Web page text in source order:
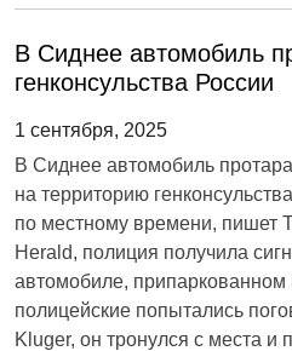
В Сиднее автомобиль
генконсульства России
1 сентября, 2025
В Сиднее автомобиль
на территорию
по местному времени, пишет
Herald, полиция получила
автомобиле, припаркованном
полицейские попытались
Kluger, он тронулся с места и